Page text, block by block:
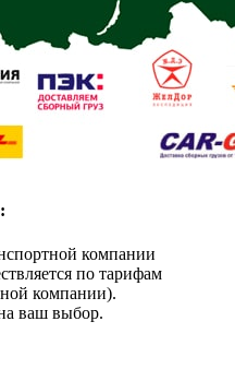
компании
по тарифам
компании).
ваш выбор.